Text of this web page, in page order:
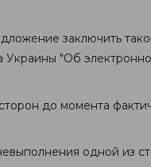
заключить
Украины "Об
до момента
одной из